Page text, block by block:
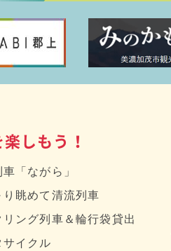
しもう！
「ながら」
り眺めて清流列車
リング列車＆輪行袋貸出
サイクル